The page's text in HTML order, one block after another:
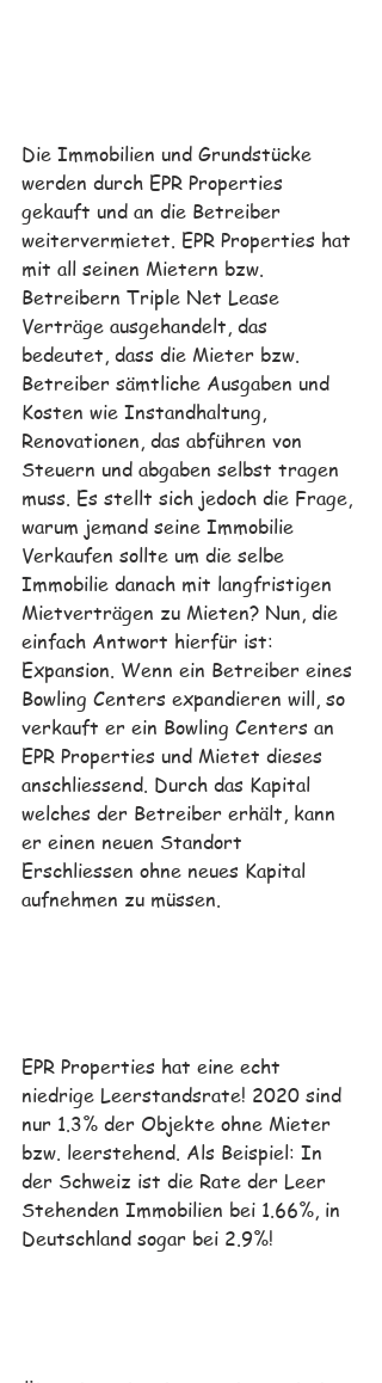
Die Immobilien und Grundstücke
werden durch EPR Properties
gekauft und an die Betreiber
weitervermietet. EPR Properties hat
mit all seinen Mietern bzw.
Betreibern Triple Net Lease
Verträge ausgehandelt, das
bedeutet, dass die Mieter bzw.
Betreiber sämtliche Ausgaben und
Kosten wie Instandhaltung,
Renovationen, das abführen von
Steuern und abgaben selbst tragen
muss. Es stellt sich jedoch die Frage,
warum jemand seine Immobilie
Verkaufen sollte um die selbe
Immobilie danach mit langfristigen
Mietverträgen zu Mieten? Nun, die
einfach Antwort hierfür ist:
Expansion. Wenn ein Betreiber eines
Bowling Centers expandieren will, so
verkauft er ein Bowling Centers an
EPR Properties und Mietet dieses
anschliessend. Durch das Kapital
welches der Betreiber erhält, kann
er einen neuen Standort
Erschliessen ohne neues Kapital
aufnehmen zu müssen.
EPR Properties hat eine echt
niedrige Leerstandsrate! 2020 sind
nur 1.3% der Objekte ohne Mieter
bzw. leerstehend. Als Beispiel: In
der Schweiz ist die Rate der Leer
Stehenden Immobilien bei 1.66%, in
Deutschland sogar bei 2.9%!